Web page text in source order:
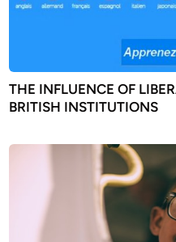
THE INFLUENCE OF
BRITISH INSTITUTIONS